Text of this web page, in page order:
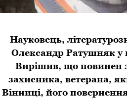
Науковець,
Олександр Ратушняк у
Вирішив, що повинен
захисника, ветерана,
Вінниці, його